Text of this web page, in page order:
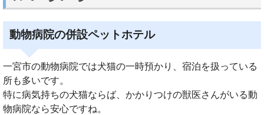
動物病院の併設ペットホテル
一宮市の動物病院では犬猫の一時預かり、宿泊を扱っている
所も多いです。
特に病気持ちの犬猫ならば、かかりつけの獣医さんがいる動
物病院なら安心ですね。